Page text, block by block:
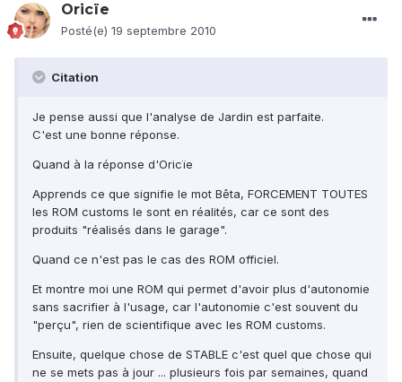
Oricïe
Posté(e) 19 septembre 2010
Citation
Je pense aussi que l'analyse de Jardin est parfaite.
C'est une bonne réponse.
Quand à la réponse d'Oricïe
Apprends ce que signifie le mot Bêta, FORCEMENT TOUTES
les ROM customs le sont en réalités, car ce sont des
produits "réalisés dans le garage".
Quand ce n'est pas le cas des ROM officiel.
Et montre moi une ROM qui permet d'avoir plus d'autonomie
sans sacrifier à l'usage, car l'autonomie c'est souvent du
"perçu", rien de scientifique avec les ROM customs.
Ensuite, quelque chose de STABLE c'est quel que chose qui
ne se mets pas à jour ... plusieurs fois par semaines, quand